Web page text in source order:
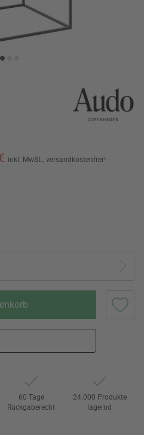
inkl. MwSt., versandkostenfrei*
60 Tage
Rückgaberecht
24.000 Produkte
lagernd